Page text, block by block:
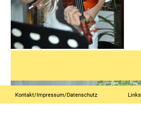
Kontakt/Impressum/Datenschutz Links